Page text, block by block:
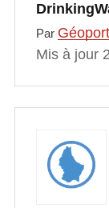
Par
Mis à jour